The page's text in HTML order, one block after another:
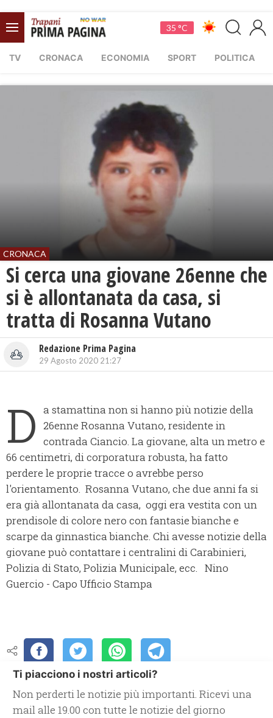
35 °C
TV CRONACA ECONOMIA SPORT POLITICA
CRONACA
Si cerca una giovane 26enne che
si è allontanata da casa, si
tratta di Rosanna Vutano
Redazione Prima Pagina
29 Agosto 2020 21:27
D a stamattina non si hanno più notizie della
26enne Rosanna Vutano, residente in
contrada Ciancio. La giovane, alta un metro e
66 centimetri, di corporatura robusta, ha fatto
perdere le proprie tracce o avrebbe perso
l'orientamento. Rosanna Vutano, che due anni fa si
era già allontanata da casa, oggi era vestita con un
prendisole di colore nero con fantasie bianche e
scarpe da ginnastica bianche. Chi avesse notizie della
giovane può contattare i centralini di Carabinieri,
Polizia di Stato, Polizia Municipale, ecc. Nino
Guercio - Capo Ufficio Stampa
Ti piacciono i nostri articoli?
Non perderti le notizie più importanti. Ricevi una
mail alle 19.00 con tutte le notizie del giorno